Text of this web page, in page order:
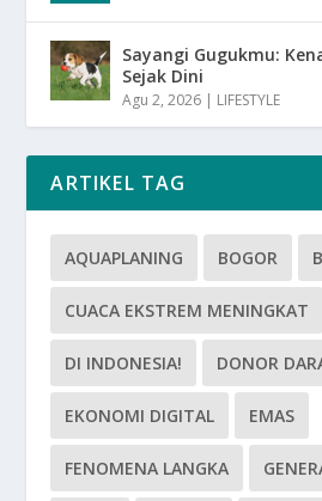
Sayangi Gugukmu:
Sejak Dini
Agu 2, 2026 | LIFESTYLE
ARTIKEL TAG
AQUAPLANING BOGOR
CUACA EKSTREM MENINGKAT
DI INDONESIA! DONOR
EKONOMI DIGITAL EMAS
FENOMENA LANGKA